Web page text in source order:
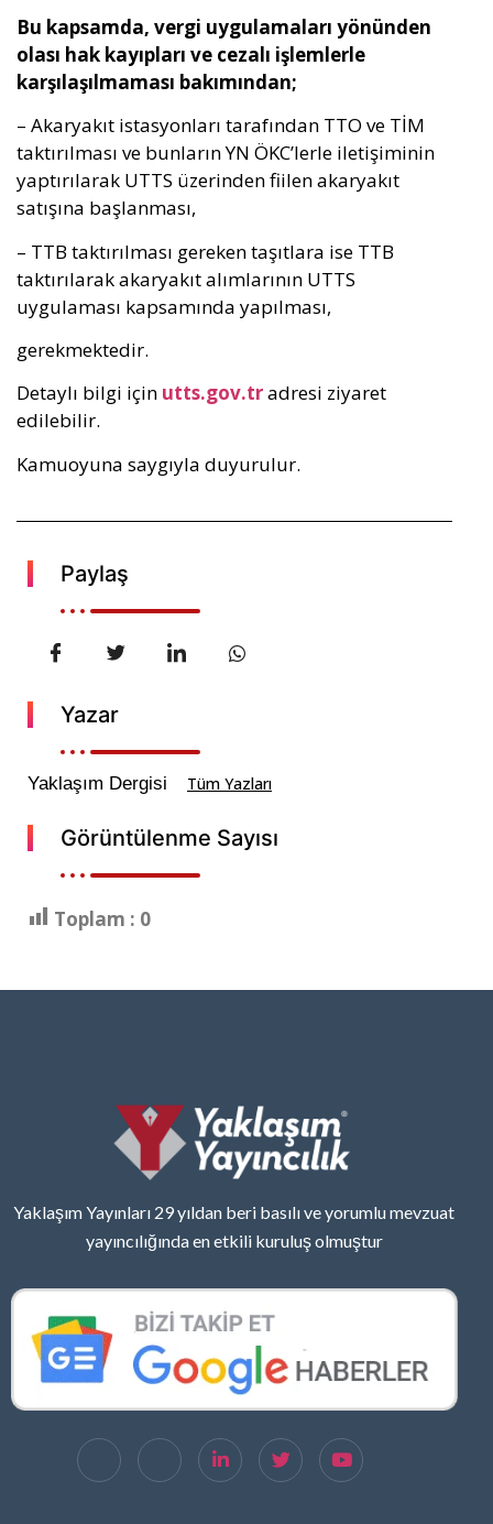
Bu kapsamda, vergi uygulamaları yönünden
olası hak kayıpları ve cezalı işlemlerle
karşılaşılmaması bakımından;
– Akaryakıt istasyonları tarafından TTO ve TİM
taktırılması ve bunların YN ÖKC’lerle iletişiminin
yaptırılarak UTTS üzerinden fiilen akaryakıt
satışına başlanması,
– TTB taktırılması gereken taşıtlara ise TTB
taktırılarak akaryakıt alımlarının UTTS
uygulaması kapsamında yapılması,
gerekmektedir.
Detaylı bilgi için utts.gov.tradresi ziyaret
edilebilir.
Kamuoyuna saygıyla duyurulur.
Paylaş
Yazar
Yaklaşım Dergisi Tüm Yazları
Görüntülenme Sayısı
Toplam : 0
Yaklaşım Yayınları 29 yıldan beri basılı ve yorumlu mevzuat
yayıncılığında en etkili kuruluş olmuştur